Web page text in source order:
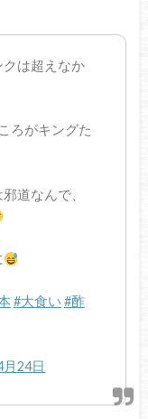
は超えなか
ろがキングた
道なんで、
#大食い #酢
24日